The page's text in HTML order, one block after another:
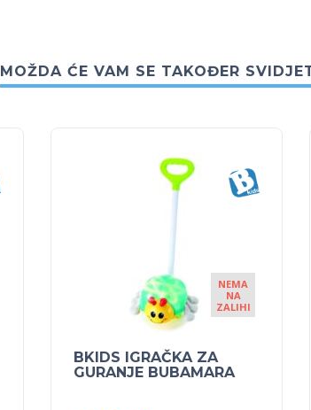
MOŽDA ĆE VAM SE TAKOĐER
NEMA
NA
ZALIHI
BKIDS IGRAČKA ZA
GURANJE BUBAMARA